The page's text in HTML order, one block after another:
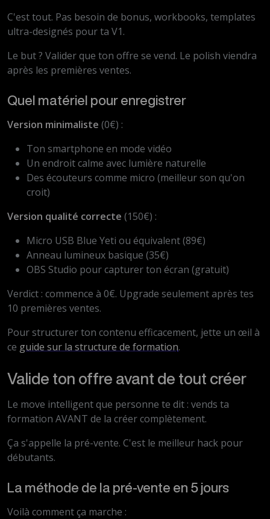
C'est tout. Pas besoin de bonus, workbooks, templates
ultra-designés pour ta V1.
Le but ? Valider que ton offre se vend. Le polish viendra
après les premières ventes.
Quel matériel pour enregistrer
Version minimaliste (0€) :
Ton smartphone en mode vidéo
Un endroit calme avec lumière naturelle
Des écouteurs comme micro (meilleur son qu'on
croit)
Version qualité correcte (150€) :
Micro USB Blue Yeti ou équivalent (89€)
Anneau lumineux basique (35€)
OBS Studio pour capturer ton écran (gratuit)
Verdict : commence à 0€. Upgrade seulement après tes
10 premières ventes.
Pour structurer ton contenu efficacement, jette un œil à
ce guide sur la structure de formation.
Valide ton offre avant de tout créer
Le move intelligent que personne te dit : vends ta
formation AVANT de la créer complètement.
Ça s'appelle la pré-vente. C'est le meilleur hack pour
débutants.
La méthode de la pré-vente en 5 jours
Voilà comment ça marche :